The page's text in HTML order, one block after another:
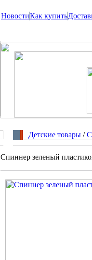
НовостиКак купить
Детские товары /
Спиннер зеленый